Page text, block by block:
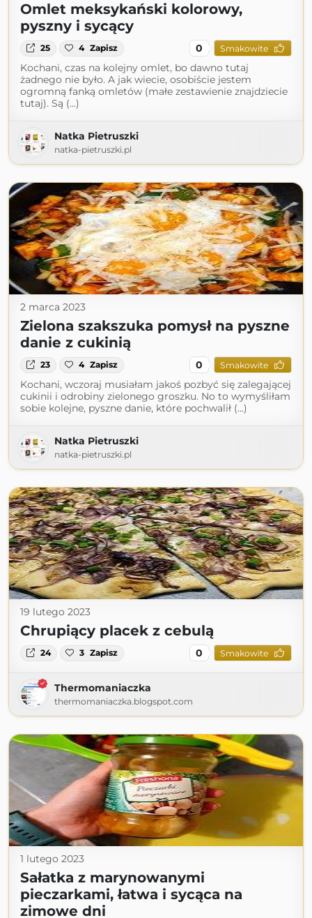
Omlet meksykański kolorowy,
pyszny i sycący
25 4 Zapisz 0 Smakowite
Kochani, czas na kolejny omlet, bo dawno tutaj
żadnego nie było. A jak wiecie, osobiście jestem
ogromną fanką omletów (małe zestawienie znajdziecie
tutaj). Są (...)
Natka Pietruszki
natka-pietruszki.pl
2 marca 2023
Zielona szakszuka pomysł na pyszne
danie z cukinią
23 4 Zapisz 0 Smakowite
Kochani, wczoraj musiałam jakoś pozbyć się zalegającej
cukinii i odrobiny zielonego groszku. No to wymyśliłam
sobie kolejne, pyszne danie, które pochwalił (...)
Natka Pietruszki
natka-pietruszki.pl
19 lutego 2023
Chrupiący placek z cebulą
24 3 Zapisz 0 Smakowite
Thermomaniaczka
thermomaniaczka.blogspot.com
1 lutego 2023
Sałatka z marynowanymi
pieczarkami, łatwa i sycąca na
zimowe dni